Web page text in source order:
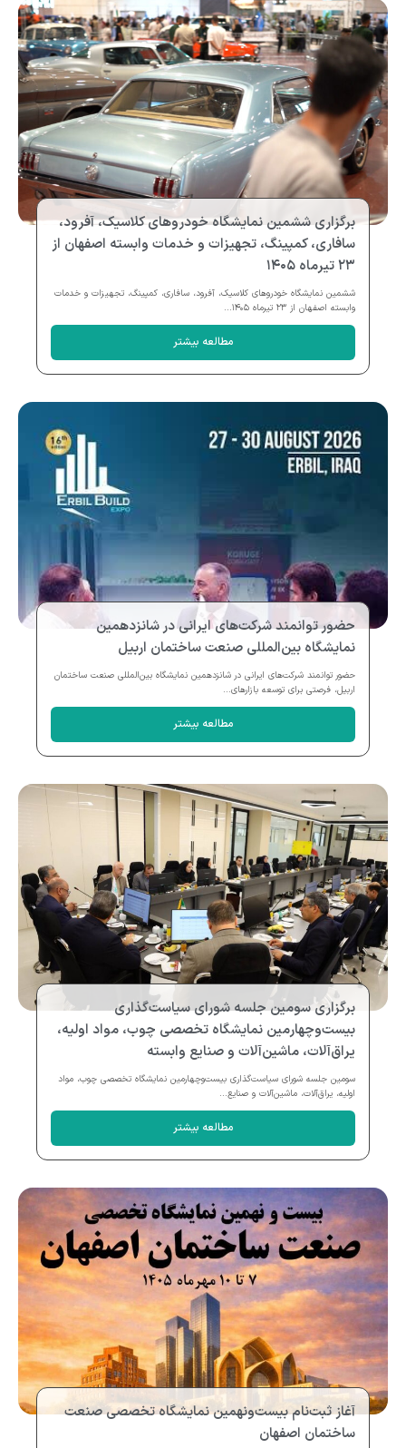
برگزاری ششمین نمایشگاه خودروهای کلاسیک، آفرود،
سافاری، کمپینگ، تجهیزات و خدمات وابسته اصفهان از
۲۳ تیرماه ۱۴۰۵
ششمین نمایشگاه خودروهای کلاسیک، آفرود، سافاری، کمپینگ، تجهیزات و خدمات
وابسته اصفهان از ۲۳ تیرماه ۱۴۰۵...
مطالعه بیشتر
حضور توانمند شرکت‌های ایرانی در شانزدهمین
نمایشگاه بین‌المللی صنعت ساختمان اربیل
حضور توانمند شرکت‌های ایرانی در شانزدهمین نمایشگاه بین‌المللی صنعت ساختمان
اربیل، فرصتی برای توسعه بازارهای...
مطالعه بیشتر
برگزاری سومین جلسه شورای سیاست‌گذاری
بیست‌وچهارمین نمایشگاه تخصصی چوب، مواد اولیه،
یراق‌آلات، ماشین‌آلات و صنایع وابسته
سومین جلسه شورای سیاست‌گذاری بیست‌وچهارمین نمایشگاه تخصصی چوب، مواد
اولیه، یراق‌آلات، ماشین‌آلات و صنایع...
مطالعه بیشتر
آغاز ثبت‌نام بیست‌ونهمین نمایشگاه تخصصی صنعت
ساختمان اصفهان